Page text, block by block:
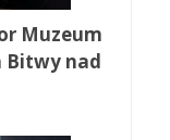
Muzeum
Bitwy nad